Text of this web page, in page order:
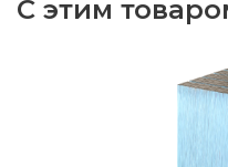
С этим